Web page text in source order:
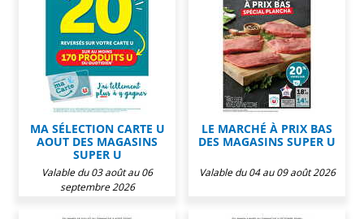
MA SÉLECTION CARTE U
AOUT DES MAGASINS
SUPER U
Valable du 03 août au 06
septembre 2026
LE MARCHÉ À PRIX BAS
DES MAGASINS SUPER U
Valable du 04 au 09 août 2026